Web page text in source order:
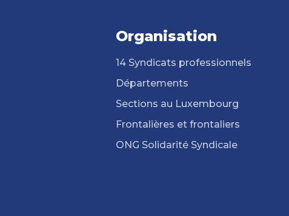
Organisation
14 Syndicats professionnels
Départements
Sections au Luxembourg
Frontalières et frontaliers
ONG Solidarité Syndicale